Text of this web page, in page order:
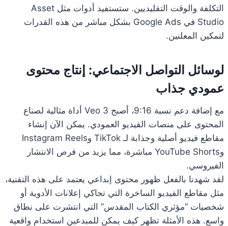
التكلفة والوقت التقليديين. ستستفيد أدوات مثل Asset
Studio في Google Ads بشكل مباشر من هذه القدرات
لتمكين المعلنين.
لوسائل التواصل الاجتماعي: إنتاج محتوى
عمودي جذاب
مع إضافة دعم نسبة 9:16، أصبح Veo 3 أداة مثالية لصناع
المحتوى على منصات الفيديو العمودي. يمكن الآن إنشاء
مقاطع فيديو أصلية وجذابة لـ TikTok وInstagram Reels
وYouTube Shorts مباشرة، مما يزيد من فرص الانتشار
الفيروسي.
لقد شهدنا بالفعل ظهور محتوى إبداعي يعتمد على هذه التقنية،
مثل مقاطع الفيديو الساخرة التي تحاكي إعلانات الأدوية أو
شخصيات “مؤثري الكتاب المقدس” التي انتشرت على نطاق
واسع. هذه الأمثلة تظهر كيف يمكن للمبدعين استخدام واقعية